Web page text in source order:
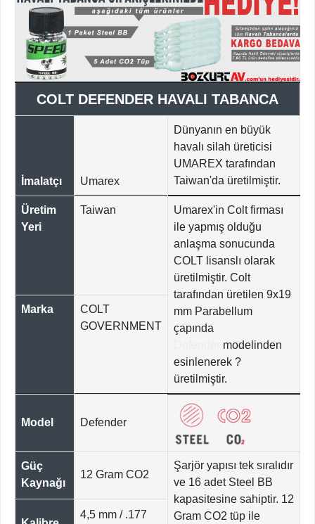
COLT DEFENDER HAVALI TABANCA
İmalatçı Umarex
Dünyanın en büyük
havalı silah üreticisi
UMAREX tarafından
Taiwan'da üretilmiştir.
Üretim
Yeri
Taiwan
Umarex'in Colt firması
ile yapmış olduğu
anlaşma sonucunda
COLT lisanslı olarak
üretilmiştir. Colt
tarafından üretilen 9x19
mm Parabellum
çapında
modelinden
esinlenerek ?
üretilmiştir.
Marka
COLT
GOVERNMENT
Model Defender
Güç
Kaynağı
12 Gram CO2
Şarjör yapısı tek sıralıdır
ve 16 adet Steel BB
kapasitesine sahiptir. 12
Gram CO2 tüp ile
4,5 mm / .177